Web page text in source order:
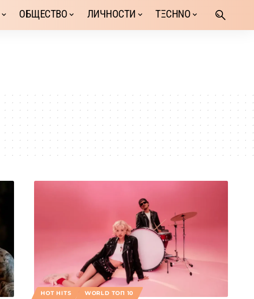
ОБЩЕСТВО ЛИЧНОСТИ TΞCHNO
HOT HITS WORLD ТОП 10